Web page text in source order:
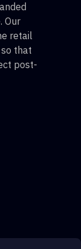
Our
retail
that
post-